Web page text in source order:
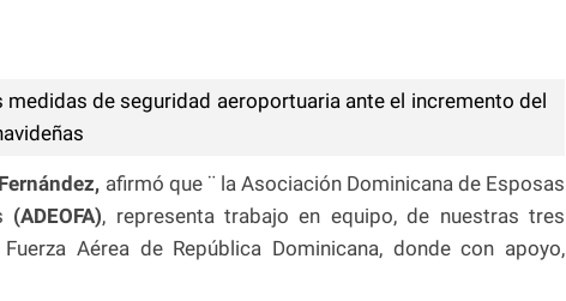
medidas de seguridad aeroportuaria ante el incremento del
afirmó que ¨ la Asociación Dominicana de Esposas
(ADEOFA), representa trabajo en equipo, de nuestras tres
Aérea de República Dominicana, donde con apoyo,